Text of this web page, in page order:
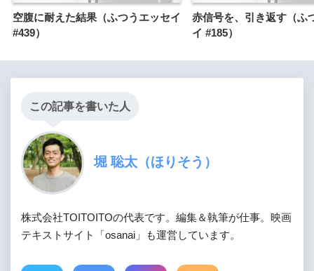
空腹に耐えた結果（ふつうエッセイ
#439）
赤信号を、引き返す（ふ
イ #185）
この記事を書いた人
堀 聡太（ほりそう）
株式会社TOITOITOの代表です。編集＆執筆が仕事。映画
テキストサイト「osanai」も運営しています。